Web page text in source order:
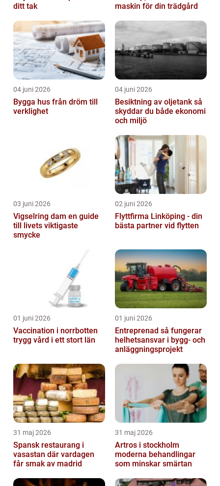
ditt tak
maskin för din trädgård
04 juni 2026
Bygga hus från dröm till
verklighet
04 juni 2026
Besiktning av oljetank så
skyddar du både ekonomi
och miljö
03 juni 2026
Vigselring dam en guide
till livets viktigaste
smycke
02 juni 2026
Flyttfirma Linköping - din
bästa partner vid flytten
01 juni 2026
Vaccination i norrbotten
trygg vård i ett stort län
01 juni 2026
Entreprenad så fungerar
helhetsansvar i bygg- och
anläggningsprojekt
31 maj 2026
Spansk restaurang i
vasastan där vardagen
får smak av madrid
31 maj 2026
Artros i stockholm
moderna behandlingar
som minskar smärtan